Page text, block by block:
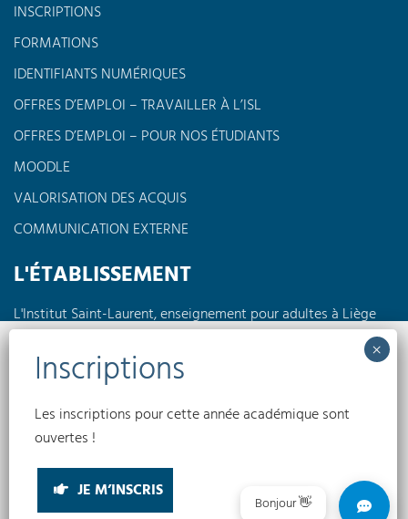
Nous utilisons des cookies pour optimiser notre site web et notre service.
Accepter
INSCRIPTIONS
FORMATIONS
IDENTIFIANTS NUMÉRIQUES
OFFRES D’EMPLOI – TRAVAILLER À L’ISL
OFFRES D’EMPLOI – POUR NOS ÉTUDIANTS
MOODLE
VALORISATION DES ACQUIS
COMMUNICATION EXTERNE
L'ÉTABLISSEMENT
L'Institut Saint-Laurent, enseignement pour adultes à Liège
propose des formations à horaires réduits en journée, en
soirée ou encore le week-end dans différents domaines tels
que l'électricité, la pédagogie, l'informatique, les langues,
l'électromécanique...
Conditions générales
INSTITUT SAINT-LAURENT EA © 2026
Bonjour 👋
Les inscriptions pour cette année académique sont
ouvertes !
JE M’INSCRIS